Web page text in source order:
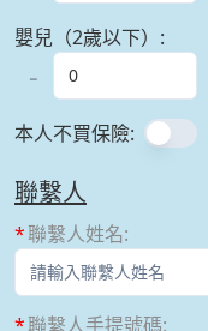
嬰兒（2歲以下） :
-
本人不買保險:
聯繫人
聯繫人姓名:
聯繫人手提號碼: